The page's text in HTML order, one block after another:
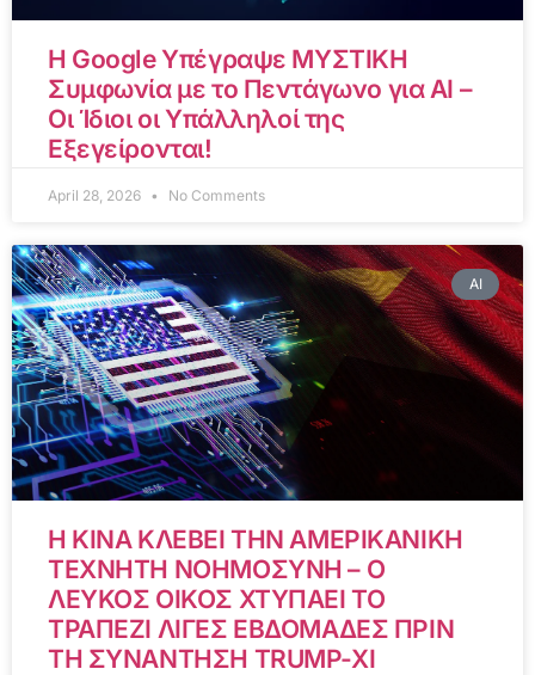
Η Google Υπέγραψε ΜΥΣΤΙΚΗ
Συμφωνία με το Πεντάγωνο για AI –
Οι Ίδιοι οι Υπάλληλοί της
Εξεγείρονται!
April 28, 2026 No Comments
AI
Η ΚΙΝΑ ΚΛΕΒΕΙ ΤΗΝ ΑΜΕΡΙΚΑΝΙΚΗ
ΤΕΧΝΗΤΗ ΝΟΗΜΟΣΥΝΗ – Ο
ΛΕΥΚΟΣ ΟΙΚΟΣ ΧΤΥΠΑΕΙ ΤΟ
ΤΡΑΠΕΖΙ ΛΙΓΕΣ ΕΒΔΟΜΑΔΕΣ ΠΡΙΝ
ΤΗ ΣΥΝΑΝΤΗΣΗ TRUMP-XI